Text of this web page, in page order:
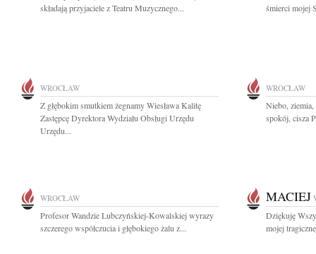
składają przyjaciele z Teatru Muzycznego...
śmierci mojej
WROCŁAW
Z głębokim smutkiem żegnamy Wiesława Kalitę
Zastępcę Dyrektora Wydziału Obsługi Urzędu
Urzędu...
WROCŁAW
Niebo,
spokój, cisza
WROCŁAW
Profesor Wandzie Lubczyńskiej-Kowalskiej wyrazy
szczerego współczucia i głębokiego żalu z...
MACIEJ
Dziękuję
mojej